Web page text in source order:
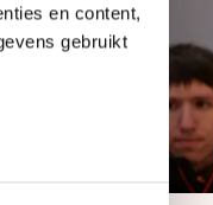
en content,
gebruikt